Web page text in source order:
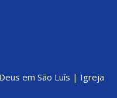
em São Luís | Igreja